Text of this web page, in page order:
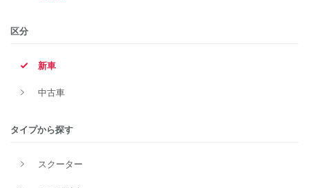
区分
新車
中古車
タイプから探す
スクーター
メーカー